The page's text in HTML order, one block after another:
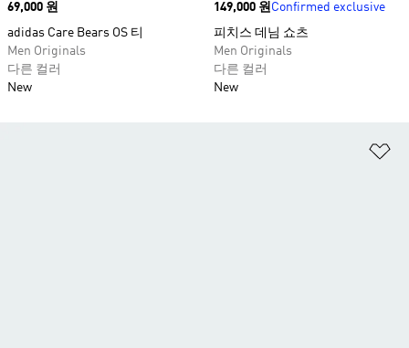
Price
69,000 원
adidas Care Bears OS 티
Men Originals
다른 컬러
New
Price
149,000 원Confirmed exclusive
피치스 데님 쇼츠​
Men Originals
다른 컬러
New